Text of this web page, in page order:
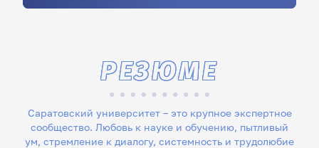
Саратовский университет – это крупное экспертное
сообщество. Любовь к науке и обучению, пытливый
ум, стремление к диалогу, системность и трудолюбие
РЕЗЮМЕ